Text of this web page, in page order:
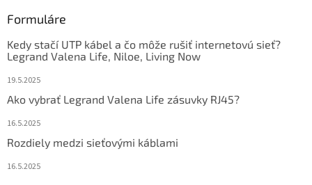
Formuláre
Kedy stačí UTP kábel a čo môže rušiť internetovú sieť?
Legrand Valena Life, Niloe, Living Now
19.5.2025
Ako vybrať Legrand Valena Life zásuvky RJ45?
16.5.2025
Rozdiely medzi sieťovými káblami
16.5.2025